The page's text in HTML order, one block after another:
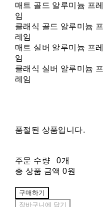
매트 골드 알루미늄 프레
임
클래식 골드 알루미늄 프
레임
매트 실버 알루미늄 프레
임
클래식 실버 알루미늄 프
레임
품절된 상품입니다.
주문 수량
0개
총 상품 금액 0원
구매하기
장바구니에 담기